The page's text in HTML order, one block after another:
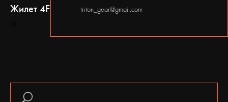
triton_gear@gmail.com
Жилет 4F 4FWSS25TVJAF180
WhatsApp
Пол: Женский